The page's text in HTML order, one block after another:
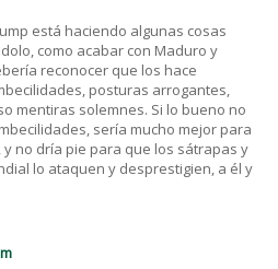
está haciendo algunas cosas
como acabar con Maduro y
reconocer que los hace
posturas arrogantes,
mentiras solemnes. Si lo bueno no
sería mucho mejor para
no dría pie para que los sátrapas y
lo ataquen y desprestigien, a él y